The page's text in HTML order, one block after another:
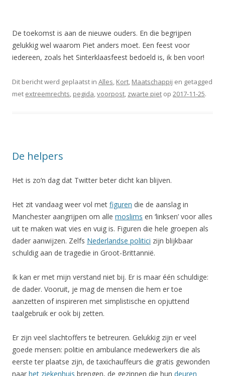
De toekomst is aan de nieuwe ouders. En die begrijpen
gelukkig wel waarom Piet anders moet. Een feest voor
iedereen, zoals het Sinterklaasfeest bedoeld is, ik ben voor!
Dit bericht werd geplaatst in Alles, Kort, Maatschappij en getagged
met extreemrechts, pegida,voorpost, zwarte piet op 2017-11-25.
De helpers
Het is zo’n dag dat Twitter beter dicht kan blijven.
Het zit vandaag weer vol met figuren die de aanslag in
Manchester aangrijpen om alle moslims en ‘linksen’ voor alles
uit te maken wat vies en vuig is. Figuren die hele groepen als
dader aanwijzen. Zelfs Nederlandse politici zijn blijkbaar
schuldig aan de tragedie in Groot-Brittannië.
Ik kan er met mijn verstand niet bij. Er is maar één schuldige:
de dader. Vooruit, je mag de mensen die hem er toe
aanzetten of inspireren met simplistische en opjuttend
taalgebruik er ook bij zetten.
Er zijn veel slachtoffers te betreuren. Gelukkig zijn er veel
goede mensen: politie en ambulance medewerkers die als
eerste ter plaatse zijn, de taxichauffeurs die gratis gewonden
naar het ziekenhuis brengen, de gezinnen die hun deuren